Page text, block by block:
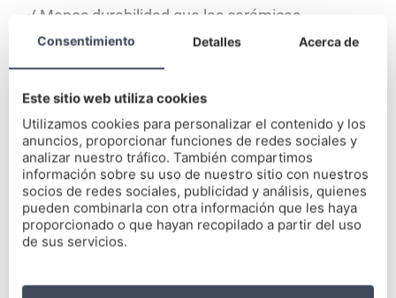
√ Menos durabilidad que las cerámicas.
√ Si es efecto de color es muy fuerte, la
traslucidez del composite no logrará el resultado
deseado.
√ Al tratarse de resinas, pueden producirse
grietas, fracturas o variaciones de color
Consentimiento Detalles Acerca de
Este sitio web utiliza cookies
Utilizamos cookies para personalizar el contenido y los
anuncios, proporcionar funciones de redes sociales y
analizar nuestro tráfico. También compartimos
información sobre su uso de nuestro sitio con nuestros
socios de redes sociales, publicidad y análisis, quienes
pueden combinarla con otra información que les haya
proporcionado o que hayan recopilado a partir del uso
de sus servicios.